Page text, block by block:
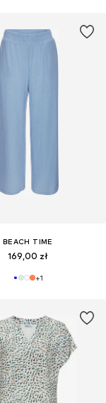
BEACH TIME
169,00 zł
+1